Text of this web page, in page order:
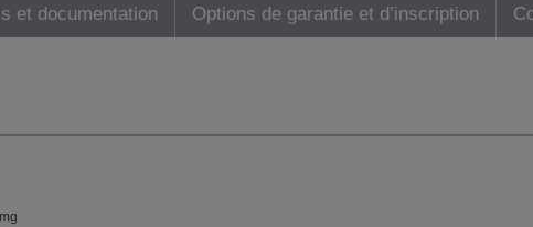
et documentation Options de garantie et d’inscription